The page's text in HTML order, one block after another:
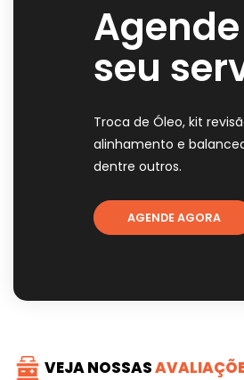
Agende
seu
Troca de Óleo, kit
alinhamento e
dentre outros.
AGENDE AGORA
VEJA NOSSAS